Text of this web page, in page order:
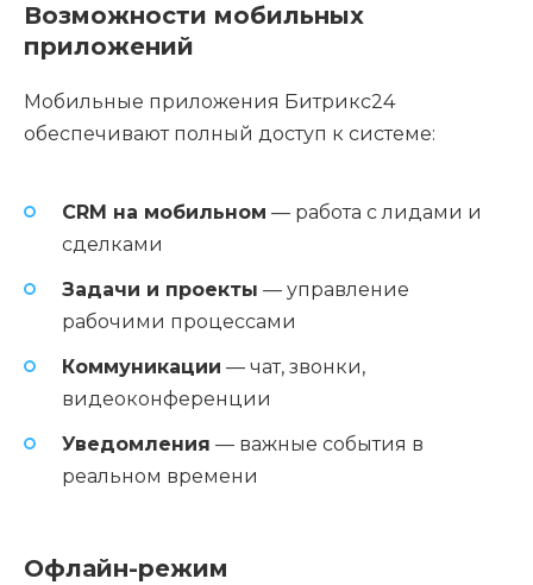
Возможности мобильных
приложений
Мобильные приложения Битрикс24
обеспечивают полный доступ к системе:
CRM на мобильном — работа с лидами и
сделками
Задачи и проекты — управление
рабочими процессами
Коммуникации — чат, звонки,
видеоконференции
Уведомления — важные события в
реальном времени
Офлайн-режим